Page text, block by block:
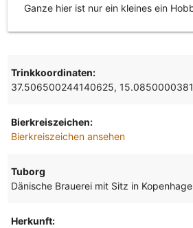
Ganze hier ist nur ein kleines ein
Trinkkoordinaten:
37.506500244140625,
Bierkreiszeichen:
Bierkreiszeichen ansehen
Tuborg
Dänische Brauerei mit Sitz in
Herkunft: